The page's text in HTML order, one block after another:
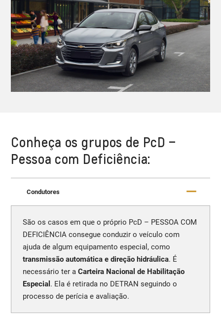
Conheça os grupos de PcD –
Pessoa com Deficiência:
Condutores
São os casos em que o próprio PcD – PESSOA COM
DEFICIÊNCIA consegue conduzir o veículo com
ajuda de algum equipamento especial, como
transmissão automática e direção hidráulica. É
necessário ter a Carteira Nacional de Habilitação
Especial . Ela é retirada no DETRAN seguindo o
processo de perícia e avaliação.